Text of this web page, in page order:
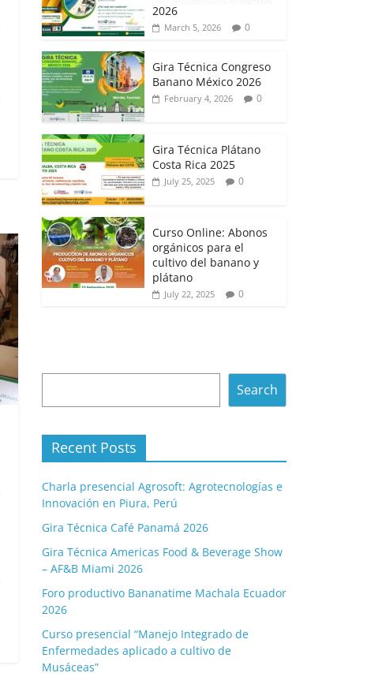
2026
March 5, 2026 0
Gira Técnica Congreso
Banano México 2026
February 4, 2026 0
Gira Técnica Plátano
Costa Rica 2025
July 25, 2025 0
Curso Online: Abonos
orgánicos para el
cultivo del banano y
plátano
July 22, 2025 0
Search
Recent Posts
Charla presencial Agrosoft: Agrotecnologías e
Innovación en Piura, Perú
Gira Técnica Café Panamá 2026
Gira Técnica Americas Food & Beverage Show
– AF&B Miami 2026
Foro productivo Bananatime Machala Ecuador
2026
Curso presencial “Manejo Integrado de
Enfermedades aplicado a cultivo de
Musáceas”